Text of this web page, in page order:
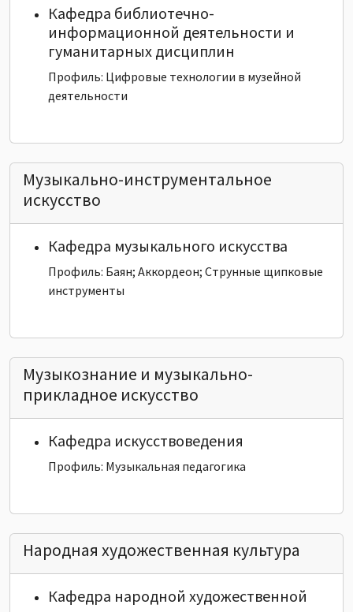
Кафедра библиотечно-
информационной деятельности и
гуманитарных дисциплин
Профиль: Цифровые технологии в музейной
деятельности
Музыкально-инструментальное
искусство
Кафедра музыкального искусства
Профиль: Баян; Аккордеон; Струнные щипковые
инструменты
Музыкознание и музыкально-
прикладное искусство
Кафедра искусствоведения
Профиль: Музыкальная педагогика
Народная художественная культура
Кафедра народной художественной